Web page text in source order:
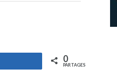
0
PARTAGES